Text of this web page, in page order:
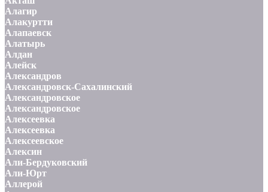
Алагир
Алакуртти
Алапаевск
Алатырь
Алдан
Алейск
Александров
Александровск-Сахалинский
Александровское
Александровское
Алексеевка
Алексеевка
Алексеевское
Алексин
Али-Бердуковский
Али-Юрт
Аллерой